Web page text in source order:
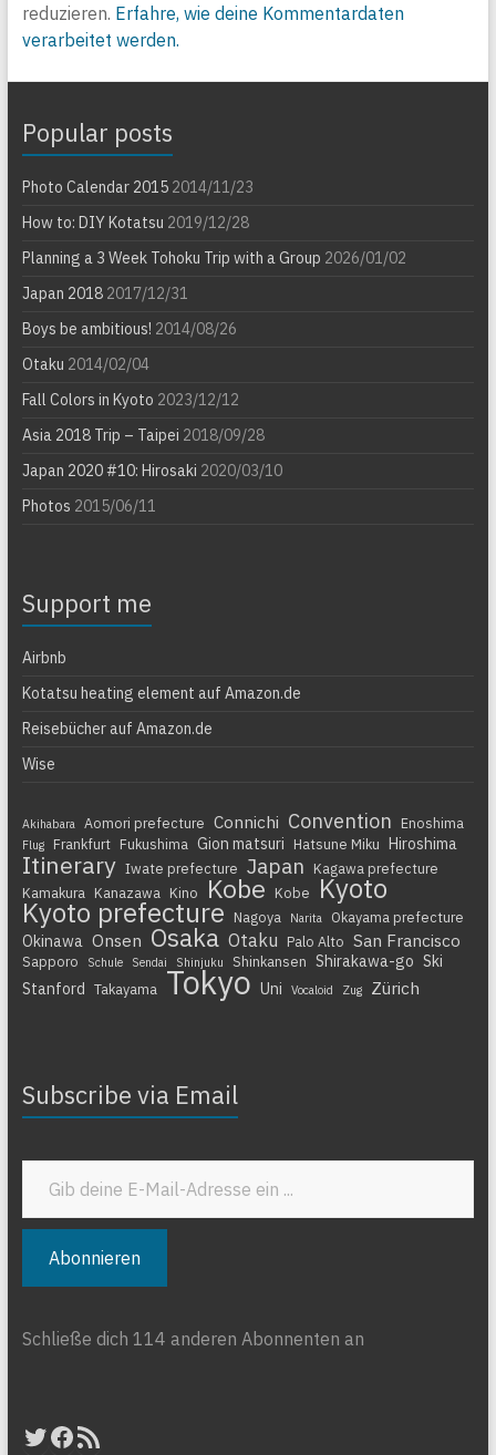
reduzieren. Erfahre, wie deine Kommentardaten
verarbeitet werden.
Popular posts
Photo Calendar 20152014/11/23
How to: DIY Kotatsu 2019/12/28
Planning a 3 Week Tohoku Trip with a Group 2026/01/02
Japan 20182017/12/31
Boys be ambitious! 2014/08/26
Otaku 2014/02/04
Fall Colors in Kyoto 2023/12/12
Asia 2018 Trip – Taipei 2018/09/28
Japan 2020 #10: Hirosaki 2020/03/10
Photos 2015/06/11
Support me
Airbnb
Kotatsu heating element auf Amazon.de
Reisebücher auf Amazon.de
Wise
Akihabara Aomori prefecture Connichi Convention Enoshima
Flug Frankfurt Fukushima Gion matsuri Hatsune Miku Hiroshima
Itinerary Iwate prefecture Japan
Kagawa prefecture
Kamakura
Kanazawa Kino Kobe Kobe Kyoto
Kyoto prefecture Nagoya Narita Okayama prefecture
Okinawa Onsen Osaka Otaku Palo Alto San Francisco
Sapporo Schule Sendai Shinjuku Shinkansen Shirakawa-go Ski
Stanford Takayama Tokyo Uni Vocaloid Zug Zürich
Subscribe via Email
Gib deine E-Mail-Adresse ein ...
Abonnieren
Schließe dich 114 anderen Abonnenten an
Twitter
Facebook
RSS-Feed